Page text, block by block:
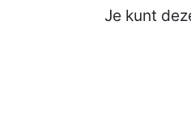
Je kunt